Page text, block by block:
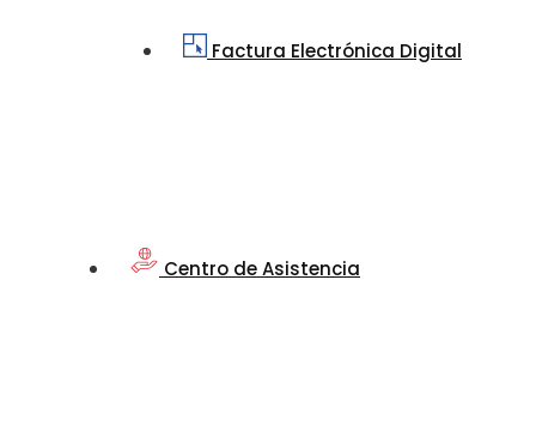
Factura Electrónica Digital
Centro de Asistencia